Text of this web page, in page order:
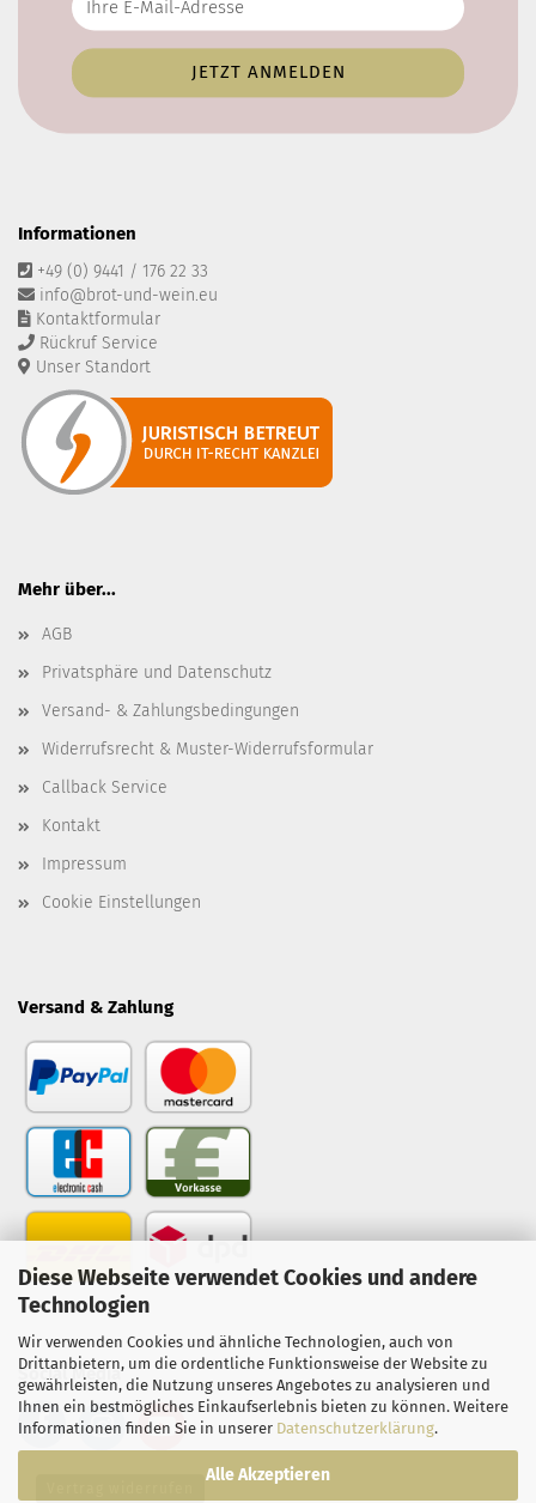
Diese Webseite verwendet Cookies und andere
Technologien
Wir verwenden Cookies und ähnliche Technologien, auch von
Drittanbietern, um die ordentliche Funktionsweise der Website zu
gewährleisten, die Nutzung unseres Angebotes zu analysieren und
Ihnen ein bestmögliches Einkaufserlebnis bieten zu können. Weitere
Informationen finden Sie in unserer Datenschutzerklärung.
Alle Akzeptieren
Informationen
+49 (0) 9441 / 176 22 33
info@brot-und-wein.eu
Kontaktformular
Rückruf Service
Unser Standort
Mehr über...
AGB
Privatsphäre und Datenschutz
Versand- & Zahlungsbedingungen
Widerrufsrecht & Muster-Widerrufsformular
Callback Service
Kontakt
Impressum
Cookie Einstellungen
Versand & Zahlung
Social Media